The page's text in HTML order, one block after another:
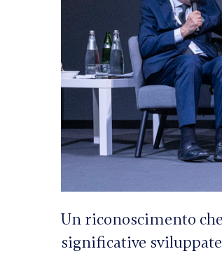
Un riconoscimento
significative